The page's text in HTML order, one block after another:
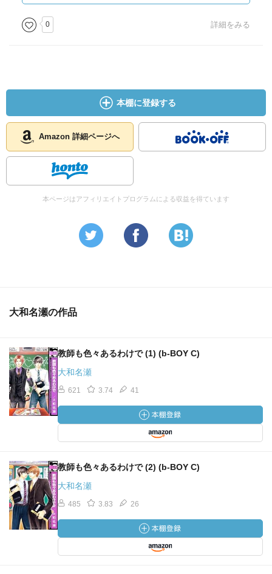
href="http://booklog.jp" target="_blank">Booklog</a><br>
</div></div><br style="clear:left"></div>
0 詳細をみる
本棚に登録する
Amazon 詳細ページへ
本ページはアフィリエイトプログラムによる収益を得ています
大和名瀬の作品
教師も色々あるわけで (1) (b-BOY C)
大和名瀬
621 3.74 41
教師も色々あるわけで (2) (b-BOY C)
大和名瀬
485 3.83 26